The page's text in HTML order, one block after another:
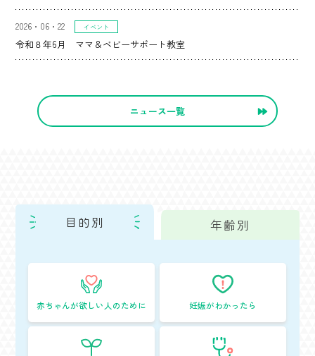
2026・06・22 イベント
令和８年6月 ママ＆ベビーサポート教室
ニュース一覧
目的別 年齢別
赤ちゃんが欲しい人のために 妊娠がわかったら